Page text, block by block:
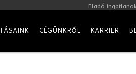
Eladó
CÉGÜNKRŐL KARRIER